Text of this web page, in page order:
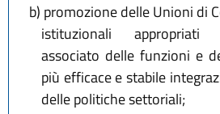
b) promozione delle Unioni di
istituzionali
associato delle funzioni e
più efficace e stabile
delle politiche settoriali;